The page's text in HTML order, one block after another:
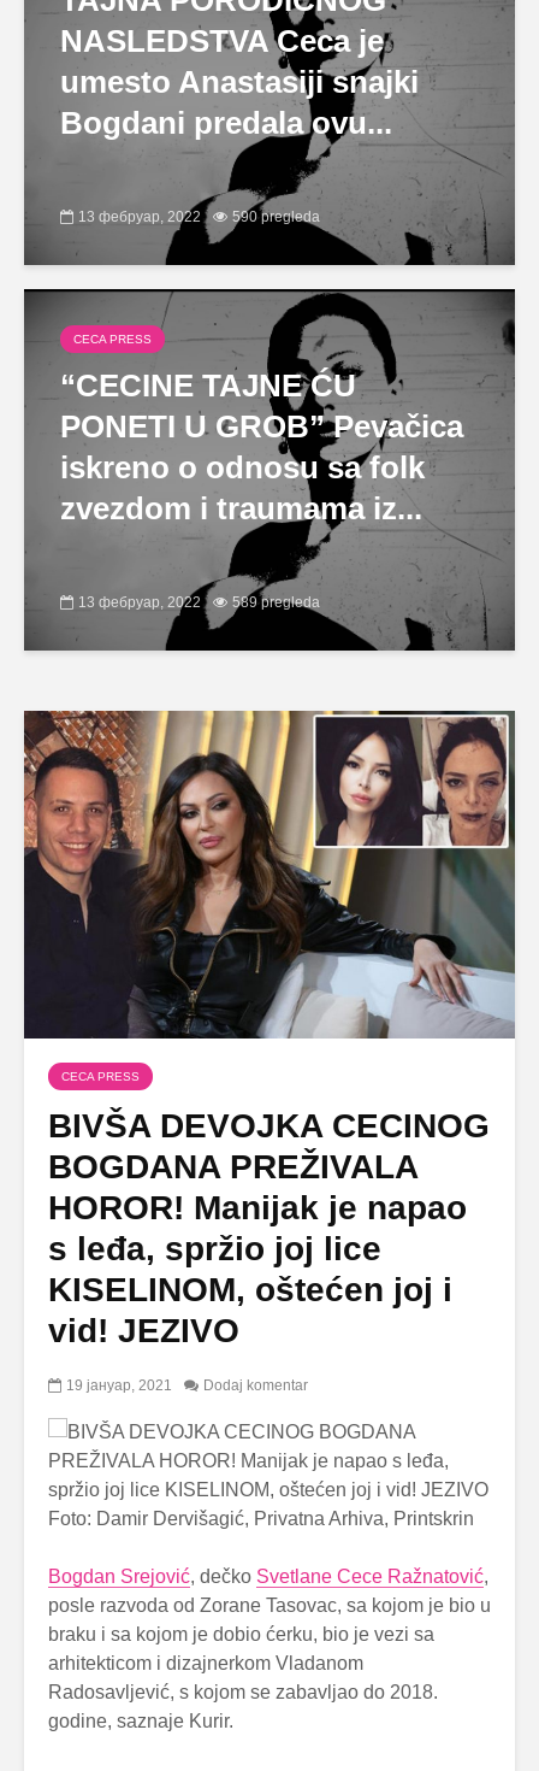
NASLEDSTVA Ceca je
umesto Anastasiji snajki
Bogdani predala ovu...
13 фебруар, 2022 590 pregleda
CECA PRESS
“CECINE TAJNE ĆU
PONETI U GROB” Pevačica
iskreno o odnosu sa folk
zvezdom i traumama iz...
13 фебруар, 2022 589 pregleda
CECA PRESS
BIVŠA DEVOJKA CECINOG
BOGDANA PREŽIVALA
HOROR! Manijak je napao
s leđa, spržio joj lice
KISELINOM, oštećen joj i
vid! JEZIVO
19 јануар, 2021 Dodaj komentar
Foto: Damir Dervišagić, Privatna Arhiva, Printskrin
Bogdan Srejović, dečko Svetlane Cece Ražnatović,
posle razvoda od Zorane Tasovac, sa kojom je bio u
braku i sa kojom je dobio ćerku, bio je vezi sa
arhitekticom i dizajnerkom Vladanom
Radosavljević, s kojom se zabavljao do 2018.
godine, saznaje Kurir.